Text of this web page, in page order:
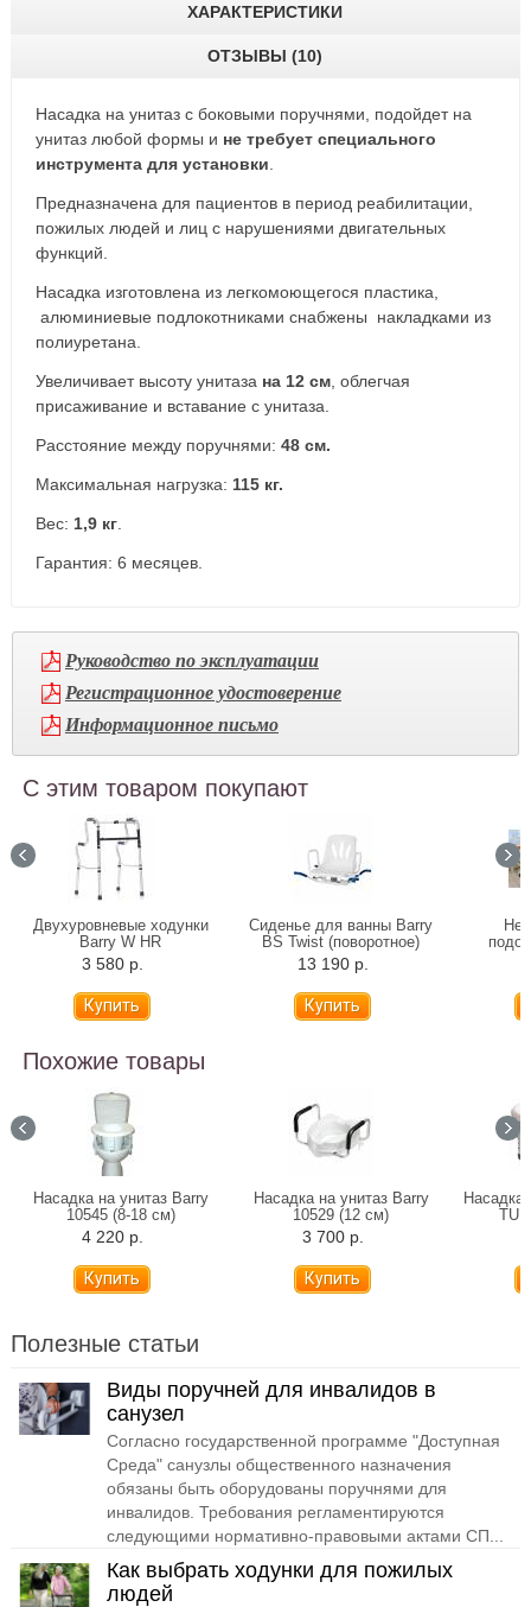
ХАРАКТЕРИСТИКИ
ОТЗЫВЫ (10)
Насадка на унитаз с боковыми поручнями, подойдет на
унитаз любой формы и не требует специального
инструмента для установки
Предназначена для пациентов в период реабилитации,
пожилых людей и лиц с нарушениями двигательных
функций.
Насадка изготовлена из легкомоющегося пластика,
алюминиевые подлокотниками снабжены накладками из
полиуретана.
Увеличивает высоту унитаза на 12 см, облегчая
присаживание и вставание с унитаза.
Расстояние между поручнями: 48 см.
Максимальная нагрузка: 115 кг.
Вес: 1,9 кг.
Гарантия: 6 месяцев.
Руководство по эксплуатации
Регистрационное удостоверение
Информационное письмо
С этим товаром покупают
Двухуровневые ходунки
Barry W HR
3 580 р.
Сиденье для ванны Barry
BS Twist (поворотное)
13 190 р.
Похожие товары
Насадка на унитаз Barry
10545 (8-18 см)
4 220 р.
Насадка на унитаз Barry
10529 (12 см)
3 700 р.
Насадка
TU
Полезные статьи
Виды поручней для инвалидов в
санузел
Согласно государственной программе "Доступная
Среда" санузлы общественного назначения
обязаны быть оборудованы поручнями для
инвалидов. Требования регламентируются
следующими нормативно-правовыми актами СП...
Как выбрать ходунки для пожилых
людей